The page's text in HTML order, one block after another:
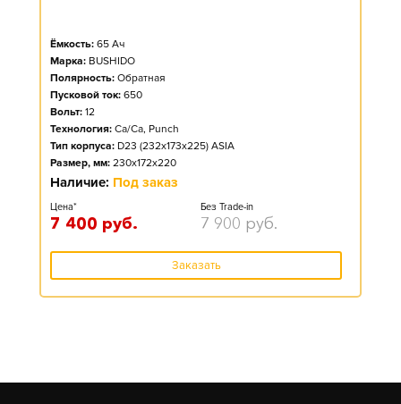
Ёмкость: 65 Ач
Марка: BUSHIDO
Полярность: Обратная
Пусковой ток: 650
Вольт: 12
Технология: Ca/Ca, Punch
Тип корпуса: D23 (232x173x225) ASIA
Размер, мм: 230x172x220
Наличие: Под заказ
Цена*
7 400 руб.
Без Trade-in
7 900 руб.
Заказать